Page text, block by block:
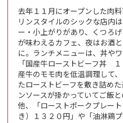
去年１１月にオープンした肉
リンスタイルのシックな店内
ー・小上がりがあり、くつろ
が味わえるカフェ、夜はお酒
に。ランチメニューは、丼や
「国産牛ローストビーフ丼
産牛のモモ肉を低温調理して
たローストビーフを敷き詰め
ンソースが掛かっていてご飯
他、「ローストポークプレー
き）１３２０円」や「油淋鶏